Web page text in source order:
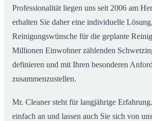
Professionalität liegen uns seit 2006 am
erhalten Sie daher eine individuelle
Reinigungswünsche für die geplante
Millionen Einwohner zählenden
definieren und mit Ihren besonderen
zusammenzustellen.
Mr. Cleaner steht für langjährige
einfach an und lassen auch Sie sich von